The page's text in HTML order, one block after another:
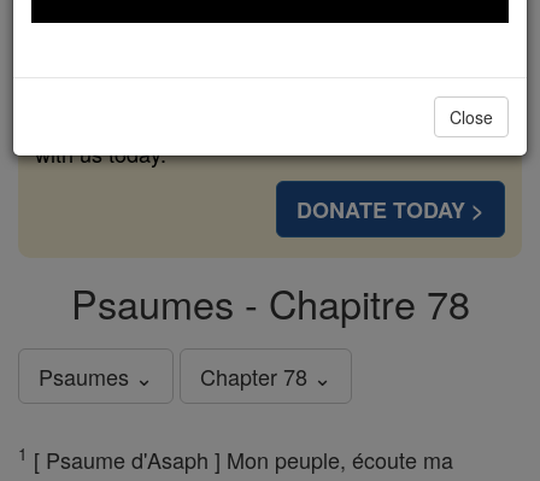
If everyone who reads this gave just $5 — the
families and keep this life-changing formation
free for all. Be Courageous. Be Catholic. Stand
with us today.
DONATE TODAY >
Psaumes - Chapitre 78
Psaumes ⌄ Chapter 78 ⌄
1 [ Psaume d'Asaph ] Mon peuple, écoute ma
Close